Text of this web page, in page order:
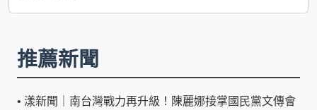
推薦新聞
• 漾新聞｜南台灣戰力再升級！陳麗娜接掌國民黨文傳會